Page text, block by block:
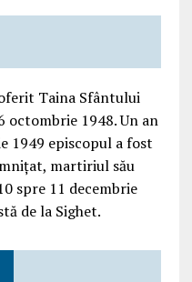
Taina Sfântului
octombrie 1948. Un an
1949 episcopul a fost
martiriul său
spre 11 decembrie
de la Sighet.